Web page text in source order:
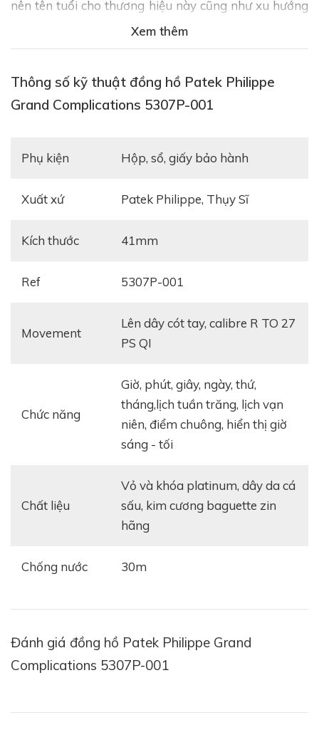
nên tên tuổi cho thương hiệu này cũng như xu hướng
mới cho cả thế giới. Hôm nay, Gia Bảo Luxury xin
được giới thiệu với quý khách hàng về một trong
Philippe Grand Complications 5307P-001.
Xem thêm
Thông số kỹ thuật đồng hồ Patek Philippe
Grand Complications 5307P-001
Phụ kiện hộp, sổ, giấy bảo hành
Xuất xứ Patek Philippe, Thụy Sĩ
Kích thước 41mm
Ref 5307P-001
Movement
lên dây cót tay, calibre R TO 27
PS QI
Chức năng
giờ, phút, giây, ngày, thứ,
tháng,lịch tuần trăng, lịch vạn
niên, điểm chuông, hiển thị giờ
sáng - tối
Chất liệu
vỏ và khóa platinum, dây da cá
sấu, kim cương baguette zin
hãng
Chống nước 30m
Đánh giá đồng hồ Patek Philippe Grand
Complications 5307P-001